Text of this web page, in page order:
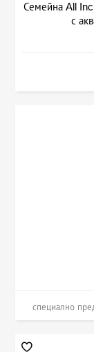
Семейна All
с
специално